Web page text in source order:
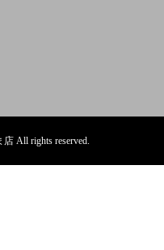
All rights reserved.